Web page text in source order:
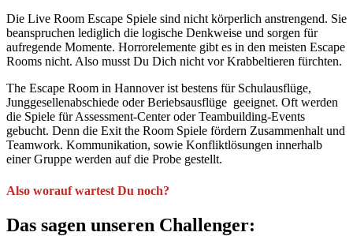
Die Live Room Escape Spiele sind nicht körperlich anstrengend. Sie
beanspruchen lediglich die logische Denkweise und sorgen für
aufregende Momente. Horrorelemente gibt es in den meisten Escape
Rooms nicht. Also musst Du Dich nicht vor Krabbeltieren fürchten.
The Escape Room in Hannover ist bestens für Schulausflüge,
Junggesellenabschiede oder Beriebsausflüge geeignet. Oft werden
die Spiele für Assessment-Center oder Teambuilding-Events
gebucht. Denn die Exit the Room Spiele fördern Zusammenhalt und
Teamwork. Kommunikation, sowie Konfliktlösungen innerhalb
einer Gruppe werden auf die Probe gestellt.
Also worauf wartest Du noch?
Das sagen unseren Challenger: